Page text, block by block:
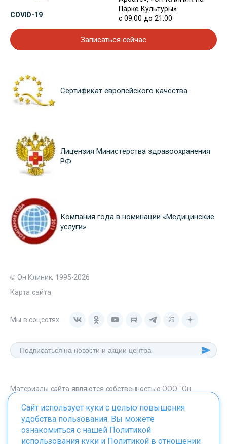
COVID-19
Парке Культуры»
с 09:00 до 21:00
Записаться сейчас
Сертификат европейского качества
Лицензия Министерства здравоохранения
РФ
Компания года в номинации «Медицинские
услуги»
© Он Клиник, 1995-2026
Карта сайта
Мы в соцсетях
Материалы сайта являются собственностью ООО "Он
onclinic.ru запрещено в соответствии со статьей 1259 ГК. РФ.
Сайт использует куки с целью повышения
удобства пользования. Вы можете
ознакомиться с нашей Политикой
использования куки и Политикой в отношении